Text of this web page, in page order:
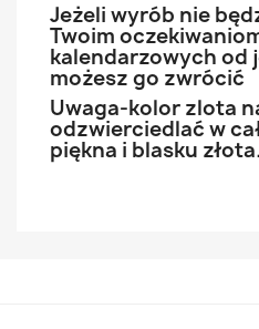
Jeżeli wyrób nie
Twoim
kalendarzowych od
możesz go zwrócić
Uwaga-kolor zlota
odzwierciedlać w
piękna i blasku złota.